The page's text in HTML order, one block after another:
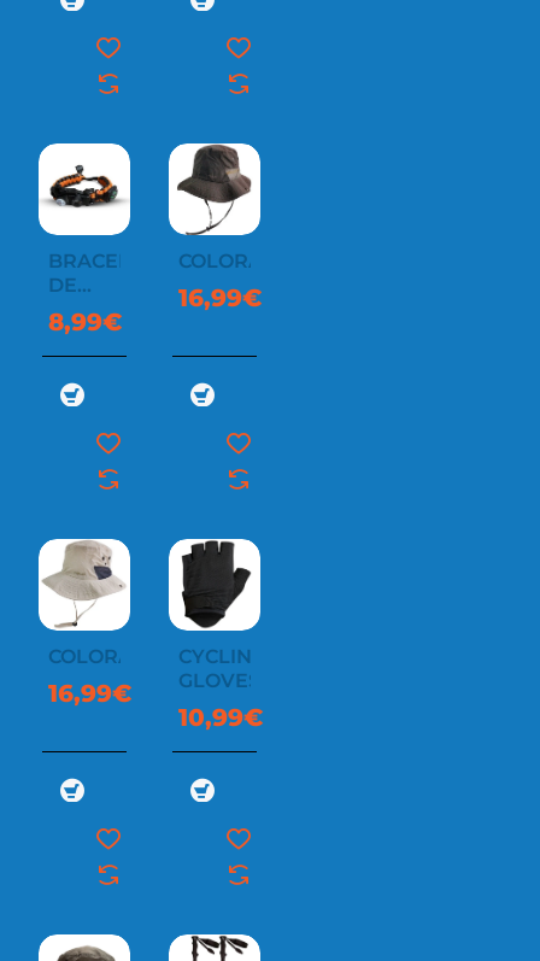
BRACELET
DE
SURVIE
8,99€
COLORADO
16,99€
COLORADO
16,99€
CYCLING
GLOVES
10,99€